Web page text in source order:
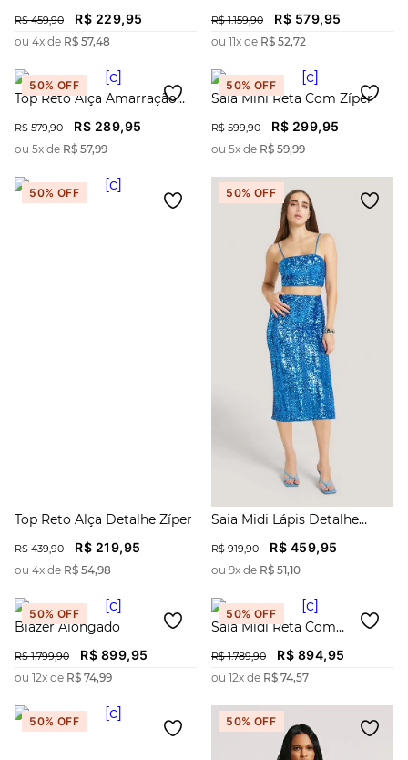
R$ 459,90 R$ 229,95
ou 4x de R$ 57,48
R$ 1.159,90 R$ 579,95
ou 11x de R$ 52,72
50% OFF
Top Reto Alça Amarração
R$ 579,90 R$ 289,95
ou 5x de R$ 57,99
50% OFF
Saia Mini Reta Com Zíper
R$ 599,90 R$ 299,95
ou 5x de R$ 59,99
50% OFF
Top Reto Alça Detalhe Zíper
R$ 439,90 R$ 219,95
ou 4x de R$ 54,98
50% OFF
Saia Midi Lápis Detalhe
R$ 919,90 R$ 459,95
ou 9x de R$ 51,10
50% OFF
Blazer Alongado
R$ 1.799,90 R$ 899,95
ou 12x de R$ 74,99
50% OFF
Saia Midi Reta Com
R$ 1.789,90 R$ 894,95
ou 12x de R$ 74,57
50% OFF 50% OFF